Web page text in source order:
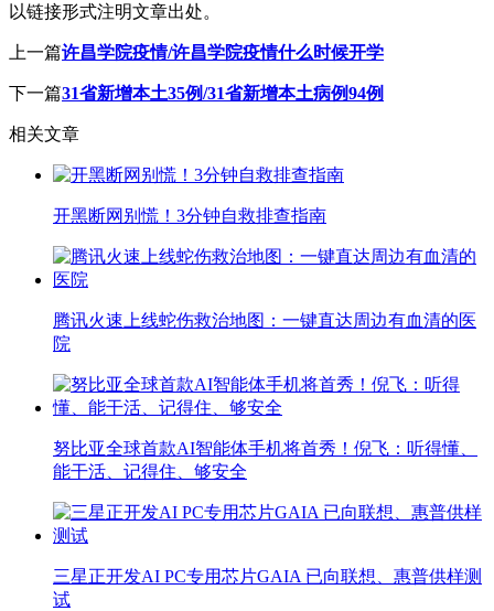
以链接形式注明文章出处。
上一篇许昌学院疫情/许昌学院疫情什么时候开学
下一篇31省新增本土35例/31省新增本土病例94例
相关文章
开黑断网别慌！3分钟自救排查指南
腾讯火速上线蛇伤救治地图：一键直达周边有血清的医
院
努比亚全球首款AI智能体手机将首秀！倪飞：听得懂、
能干活、记得住、够安全
三星正开发AI PC专用芯片GAIA 已向联想、惠普供样测
试